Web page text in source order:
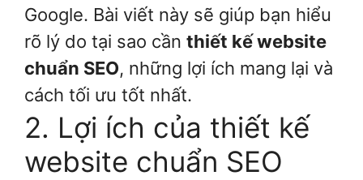
Google. Bài viết này sẽ giúp bạn hiểu
rõ lý do tại sao cần thiết kế website
chuẩn SEO, những lợi ích mang lại và
cách tối ưu tốt nhất.
2. Lợi ích của thiết kế
website chuẩn SEO